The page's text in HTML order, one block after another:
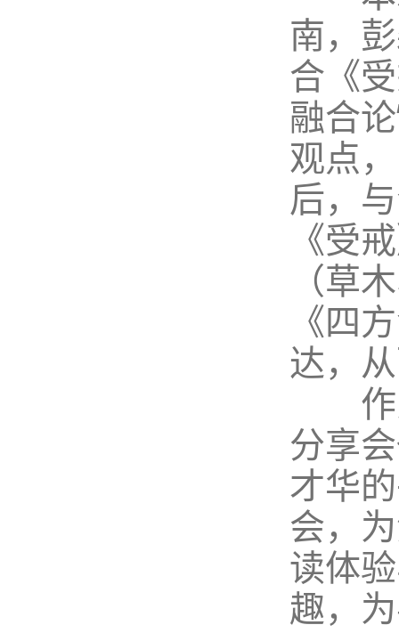
南，
合《
融合
观点
后，
《受
（草
《四
达，
作
分享
才华
会，
读体
趣，